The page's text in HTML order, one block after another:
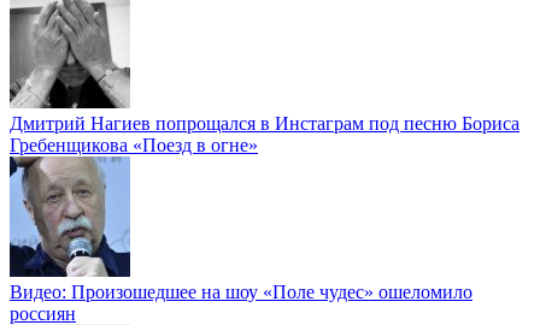
Дмитрий Нагиев попрощался в Инстаграм под песню Бориса
Гребенщикова «Поезд в огне»
Видео: Произошедшее на шоу «Поле чудес» ошеломило
россиян